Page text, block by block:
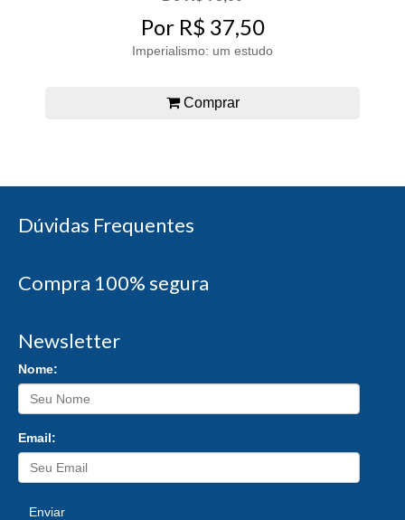
Por R$ 37,50
Imperialismo: um estudo
Comprar
Dúvidas Frequentes
Compra 100% segura
Newsletter
Nome:
Email:
Enviar